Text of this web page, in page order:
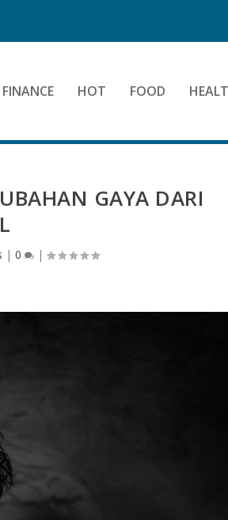
FINANCE HOT FOOD
GAYA DARI
|0 |